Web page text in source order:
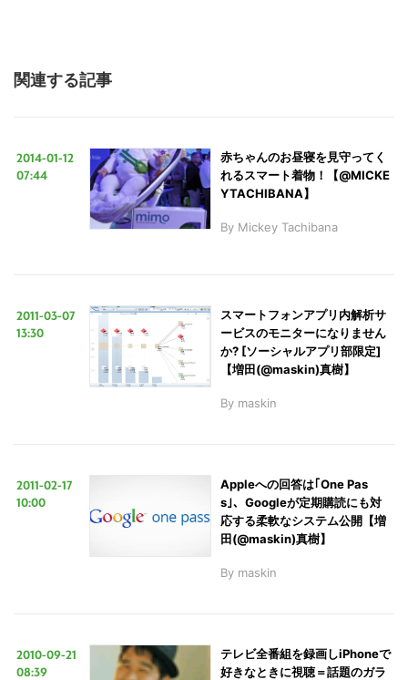
関連する記事
2014-01-12
07:44
赤ちゃんのお昼寝を見守ってく
れるスマート着物！【@MICKE
YTACHIBANA】
By Mickey Tachibana
2011-03-07
13:30
スマートフォンアプリ内解析サ
ービスのモニターになりません
か? [ソーシャルアプリ部限定]
【増田(@maskin)真樹】
By maskin
2011-02-17
10:00
Appleへの回答は｢One Pas
s｣、Googleが定期購読にも対
応する柔軟なシステム公開【増
田(@maskin)真樹】
By maskin
2010-09-21
08:39
テレビ全番組を録画しiPhoneで
好きなときに視聴＝話題のガラ